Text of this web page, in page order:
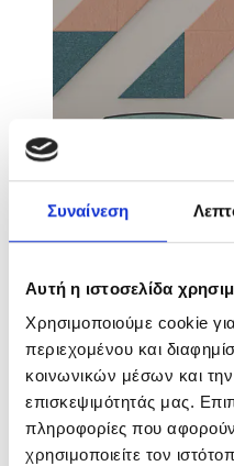
Συναίνεση
Αυτή η ιστοσελίδα
Χρησιμοποιούμε cookie
περιεχομένου και
κοινωνικών μέσων και
επισκεψιμότητάς μας.
πληροφορίες που
χρησιμοποιείτε τον